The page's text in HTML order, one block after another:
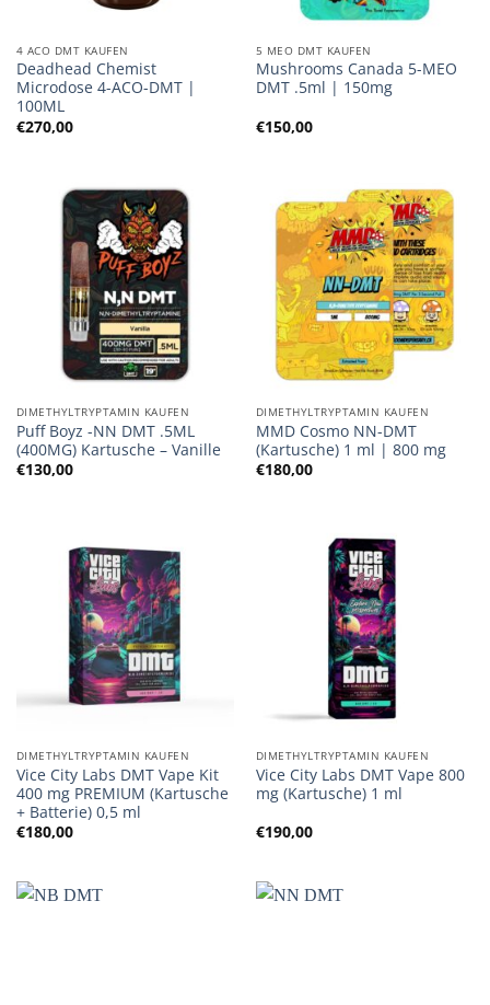
4 ACO DMT KAUFEN
Deadhead Chemist
Microdose 4-ACO-DMT |
100ML
€270,00
5 MEO DMT KAUFEN
Mushrooms Canada 5-MEO
DMT .5ml | 150mg
€150,00
DIMETHYLTRYPTAMIN KAUFEN
Puff Boyz -NN DMT .5ML
(400MG) Kartusche – Vanille
€130,00
DIMETHYLTRYPTAMIN KAUFEN
MMD Cosmo NN-DMT
(Kartusche) 1 ml | 800 mg
€180,00
DIMETHYLTRYPTAMIN KAUFEN
Vice City Labs DMT Vape Kit
400 mg PREMIUM (Kartusche
+ Batterie) 0,5 ml
€180,00
DIMETHYLTRYPTAMIN KAUFEN
Vice City Labs DMT Vape 800
mg (Kartusche) 1 ml
€190,00